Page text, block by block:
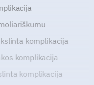
komplikacija
komplikacija
komplikacija